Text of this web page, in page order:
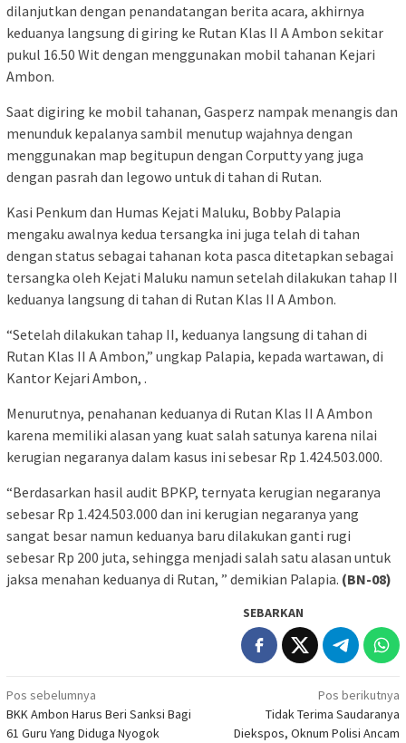
dilanjutkan dengan penandatangan berita acara, akhirnya
keduanya langsung di giring ke Rutan Klas II A Ambon sekitar
pukul 16.50 Wit dengan menggunakan mobil tahanan Kejari
Ambon.
Saat digiring ke mobil tahanan, Gasperz nampak menangis dan
menunduk kepalanya sambil menutup wajahnya dengan
menggunakan map begitupun dengan Corputty yang juga
dengan pasrah dan legowo untuk di tahan di Rutan.
Kasi Penkum dan Humas Kejati Maluku, Bobby Palapia
mengaku awalnya kedua tersangka ini juga telah di tahan
dengan status sebagai tahanan kota pasca ditetapkan sebagai
tersangka oleh Kejati Maluku namun setelah dilakukan tahap II
keduanya langsung di tahan di Rutan Klas II A Ambon.
“Setelah dilakukan tahap II, keduanya langsung di tahan di
Rutan Klas II A Ambon,” ungkap Palapia, kepada wartawan, di
Kantor Kejari Ambon, .
Menurutnya, penahanan keduanya di Rutan Klas II A Ambon
karena memiliki alasan yang kuat salah satunya karena nilai
kerugian negaranya dalam kasus ini sebesar Rp 1.424.503.000.
“Berdasarkan hasil audit BPKP, ternyata kerugian negaranya
sebesar Rp 1.424.503.000 dan ini kerugian negaranya yang
sangat besar namun keduanya baru dilakukan ganti rugi
sebesar Rp 200 juta, sehingga menjadi salah satu alasan untuk
jaksa menahan keduanya di Rutan, ” demikian Palapia. (BN-08)
SEBARKAN
Navigasi
pos
Pos sebelumnya
BKK Ambon Harus Beri Sanksi Bagi
61 Guru Yang Diduga Nyogok
Pos berikutnya
Tidak Terima Saudaranya
Diekspos, Oknum Polisi Ancam